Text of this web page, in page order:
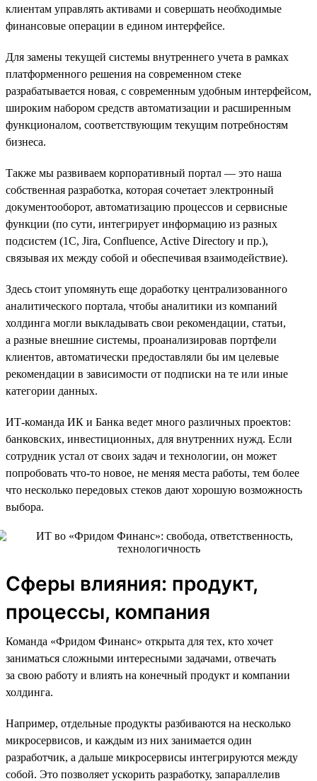
клиентам управлять активами и совершать необходимые
финансовые операции в едином интерфейсе.
Для замены текущей системы внутреннего учета в рамках
платформенного решения на современном стеке
разрабатывается новая, с современным удобным интерфейсом,
широким набором средств автоматизации и расширенным
функционалом, соответствующим текущим потребностям
бизнеса.
Также мы развиваем корпоративный портал — это наша
собственная разработка, которая сочетает электронный
документооборот, автоматизацию процессов и сервисные
функции (по сути, интегрирует информацию из разных
подсистем (1С, Jira, Confluence, Active Directory и пр.),
связывая их между собой и обеспечивая взаимодействие).
Здесь стоит упомянуть еще доработку централизованного
аналитического портала, чтобы аналитики из компаний
холдинга могли выкладывать свои рекомендации, статьи,
а разные внешние системы, проанализировав портфели
клиентов, автоматически предоставляли бы им целевые
рекомендации в зависимости от подписки на те или иные
категории данных.
ИТ-команда ИК и Банка ведет много различных проектов:
банковских, инвестиционных, для внутренних нужд. Если
сотрудник устал от своих задач и технологии, он может
попробовать что-то новое, не меняя места работы, тем более
что несколько передовых стеков дают хорошую возможность
выбора.
Сферы влияния: продукт,
процессы, компания
Команда «Фридом Финанс» открыта для тех, кто хочет
заниматься сложными интересными задачами, отвечать
за свою работу и влиять на конечный продукт и компании
холдинга.
Например, отдельные продукты разбиваются на несколько
микросервисов, и каждым из них занимается один
разработчик, а дальше микросервисы интегрируются между
собой. Это позволяет ускорить разработку, запараллелив